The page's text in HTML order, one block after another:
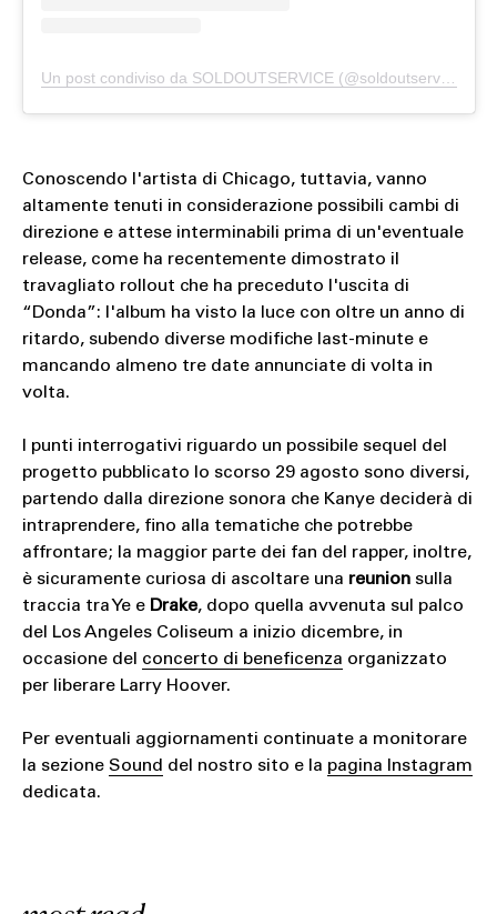
Un post condiviso da SOLDOUTSERVICE (@soldoutserviceitaly)
Conoscendo l'artista di Chicago, tuttavia, vanno
altamente tenuti in considerazione possibili cambi di
direzione e attese interminabili prima di un'eventuale
release, come ha recentemente dimostrato il
travagliato rollout che ha preceduto l'uscita di
“Donda”: l'album ha visto la luce con oltre un anno di
ritardo, subendo diverse modifiche last-minute e
mancando almeno tre date annunciate di volta in
volta.
I punti interrogativi riguardo un possibile sequel del
progetto pubblicato lo scorso 29 agosto sono diversi,
partendo dalla direzione sonora che Kanye deciderà di
intraprendere, fino alla tematiche che potrebbe
affrontare; la maggior parte dei fan del rapper, inoltre,
è sicuramente curiosa di ascoltare una reunionsulla
traccia tra Ye e Drake, dopo quella avvenuta sul palco
del Los Angeles Coliseum a inizio dicembre, in
occasione del concerto di beneficenza organizzato
per liberare Larry Hoover.
Per eventuali aggiornamenti continuate a monitorare
la sezione Sound del nostro sito e la pagina Instagram
dedicata.